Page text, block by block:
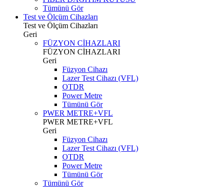
Tümünü Gör
Test ve Ölçüm Cihazları
Test ve Ölçüm Cihazları
Geri
FÜZYON CİHAZLARI
FÜZYON CİHAZLARI
Geri
Füzyon Cihazı
Lazer Test Cihazı (VFL)
OTDR
Power Metre
Tümünü Gör
PWER METRE+VFL
PWER METRE+VFL
Geri
Füzyon Cihazı
Lazer Test Cihazı (VFL)
OTDR
Power Metre
Tümünü Gör
Tümünü Gör